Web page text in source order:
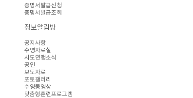
증명서발급신청
증명서발급조회
정보알림방
공지사항
수영자료실
시도연맹소식
공인
보도자료
포토갤러리
수영동영상
맞춤형훈련프로그램